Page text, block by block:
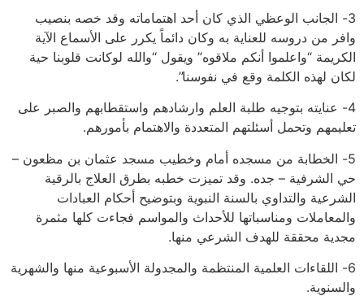
3- الجانب الوعظي الذي كان أحد اهتماماته وقد خصه بنصيب
وافر من دروسه للعناية به وكان دائماً يكرر على الأسماع الآية
الكريمة “واعلموا أنكم ملاقوه” ويقول “والله لوكانت قلوبنا حية
لكان لهذه الكلمة وقع في نفوسنا”.
4- عنايته بتوجيه طلبة العلم وارشادهم واستقطابهم والصبر على
تعليمهم وتحمل أسئلتهم المتعددة والاهتمام بأمورهم.
5- الخطابة من مسجده أمام وخطيب مسجد عثمان بن مظعون –
حي الشرفية – جده. وقد تميزت خطبه بطرق العلاج بالرقية
الشرعية والتداوي بالسنة النبوية وبتوضيح أحكام العبادات
والمعاملات ومناسباتها للأحداث والمواسم فجاءت كلها مثمرة
مجدية محققة للهدف الشرعي منها.
6- اللقاءات العلمية المنتظمة والمجدولة الأسبوعية منها والشهرية
والسنوية.